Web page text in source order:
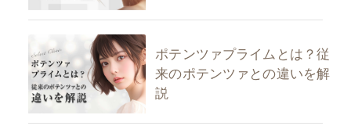
ポテンツァプライムとは？従
来のポテンツァとの違いを解
説